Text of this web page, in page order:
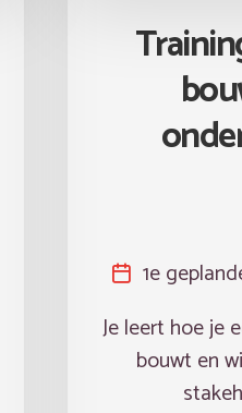
1e
Je leert hoe je
bouwt en